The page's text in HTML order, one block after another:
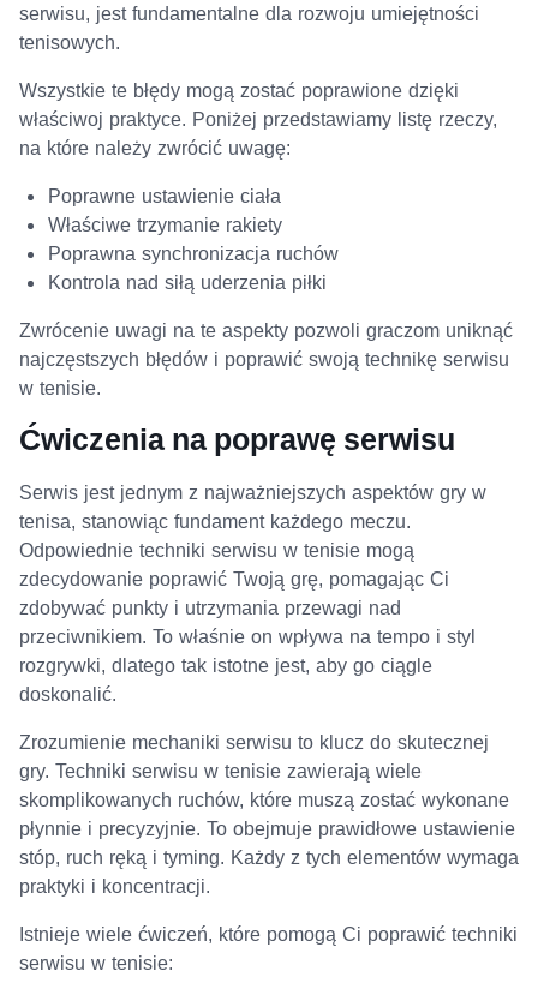
serwisu, jest fundamentalne dla rozwoju umiejętności
tenisowych.
Wszystkie te błędy mogą zostać poprawione dzięki
właściwoj praktyce. Poniżej przedstawiamy listę rzeczy,
na które należy zwrócić uwagę:
Poprawne ustawienie ciała
Właściwe trzymanie rakiety
Poprawna synchronizacja ruchów
Kontrola nad siłą uderzenia piłki
Zwrócenie uwagi na te aspekty pozwoli graczom uniknąć
najczęstszych błędów i poprawić swoją technikę serwisu
w tenisie.
Ćwiczenia na poprawę serwisu
Serwis jest jednym z najważniejszych aspektów gry w
tenisa, stanowiąc fundament każdego meczu.
Odpowiednie techniki serwisu w tenisie mogą
zdecydowanie poprawić Twoją grę, pomagając Ci
zdobywać punkty i utrzymania przewagi nad
przeciwnikiem. To właśnie on wpływa na tempo i styl
rozgrywki, dlatego tak istotne jest, aby go ciągle
doskonalić.
Zrozumienie mechaniki serwisu to klucz do skutecznej
gry. Techniki serwisu w tenisie zawierają wiele
skomplikowanych ruchów, które muszą zostać wykonane
płynnie i precyzyjnie. To obejmuje prawidłowe ustawienie
stóp, ruch ręką i tyming. Każdy z tych elementów wymaga
praktyki i koncentracji.
Istnieje wiele ćwiczeń, które pomogą Ci poprawić techniki
serwisu w tenisie: